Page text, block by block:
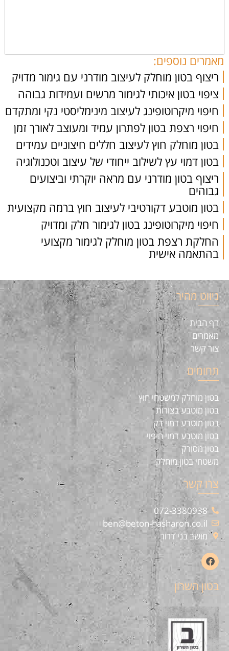
מאמרים נוספים:
ריצוף בטון מוחלק לעיצוב מודרני עם גימור מדויק
ציפוי בטון איכותי לגימור מרשים ועמידות גבוהה
חיפוי מיקרוטופינג לעיצוב מינימליסטי נקי ומתקדם
חיפוי רצפת בטון לפתרון עמיד ומעוצב לאורך זמן
בטון מוחלק חוץ לעיצוב חללים חיצוניים עמידים
בטון דמוי עץ לשילוב ייחודי של עיצוב וטכנולוגיה
ריצוף בטון מודרני עם מראה יוקרתי וביצועים
גבוהים
בטון מוטבע דקורטיבי לעיצוב חוץ ברמה מקצועית
חיפוי מיקרוטופינג בטון לגימור חלק ומדויק
החלקת רצפת בטון מוחלק לגימור מקצועי
בהתאמה אישית
ניווט מהיר
דף הבית
מאמרים
צור קשר
תחומים
בטון מוחלק למשטחי חוץ
בטון מוטבע בצורות
בטון מוטבע דמוי דק
בטון מוטבע דמוי חיפוי
בטון מסורק
משטחי בטון מוחלק
צרו קשר
072-3380938
ben@beton-hasharon.co.il
מושב בני דרור
בטון השרון